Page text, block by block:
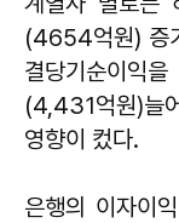
(4654억원) 증
결당기순이익
(4,431억원)늘
영향이 컸다.
은행의 이자이